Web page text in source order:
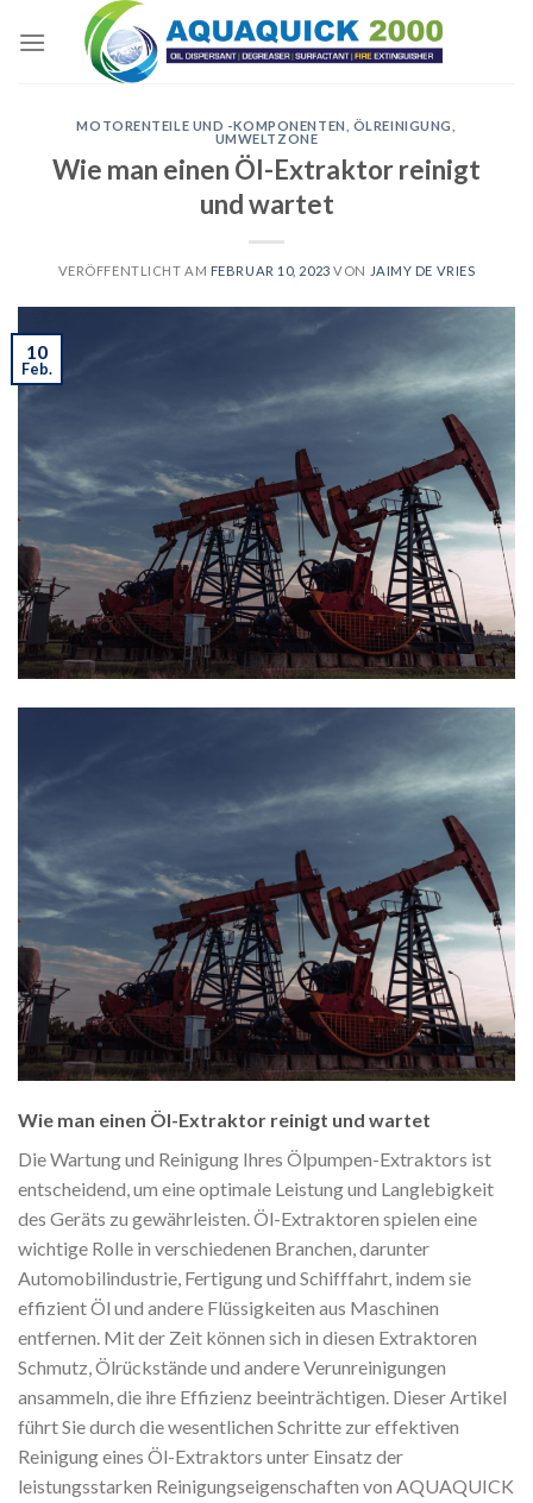
MOTORENTEILE UND -KOMPONENTEN ÖLREINIGUNG
UMWELTZONE
Wie man einen Öl-Extraktor reinigt
und wartet
VERÖFFENTLICHT AM FEBRUAR 10, 2023 VON JAIMY DE VRIES
10
Feb.
Wie man einen Öl-Extraktor reinigt und wartet
Die Wartung und Reinigung Ihres Ölpumpen-Extraktors ist
entscheidend, um eine optimale Leistung und Langlebigkeit
des Geräts zu gewährleisten. Öl-Extraktoren spielen eine
wichtige Rolle in verschiedenen Branchen, darunter
Automobilindustrie, Fertigung und Schifffahrt, indem sie
effizient Öl und andere Flüssigkeiten aus Maschinen
entfernen. Mit der Zeit können sich in diesen Extraktoren
Schmutz, Ölrückstände und andere Verunreinigungen
ansammeln, die ihre Effizienz beeinträchtigen. Dieser Artikel
führt Sie durch die wesentlichen Schritte zur effektiven
Reinigung eines Öl-Extraktors unter Einsatz der
leistungsstarken Reinigungseigenschaften von AQUAQUICK